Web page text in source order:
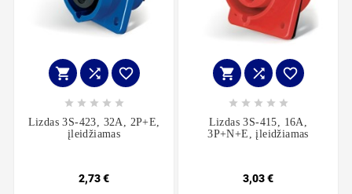
  
    
Lizdas 3S-423, 32A, 2P+E,
įleidžiamas
2,73 €
  
    
Lizdas 3S-415, 16A,
3P+N+E, įleidžiamas
3,03 €